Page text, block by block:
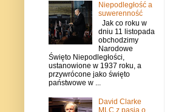
Niepodległość a
suwerenność
Jak co roku w
dniu 11 listopada
obchodzimy
Narodowe
Święto Niepodległości,
ustanowione w 1937 roku, a
przywrócone jako święto
państwowe w ...
David Clarke